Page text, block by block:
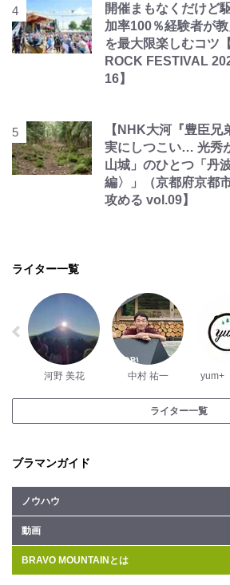
開催まもなくだけど
加率100％経験者が
を最大限楽しむコツ
ROCK FESTIVAL
16】
【NHK大河『豊臣兄
実にしつこい… 光秀
山城」のひとつ「丹
編〉」（京都府京都
攻める vol.09】
ライター一覧
河野 美花 中村 祐一 yum+
ライター一覧
ブラマンガイド
ノウハウ
動画
BRAVO MOUNTAINとは